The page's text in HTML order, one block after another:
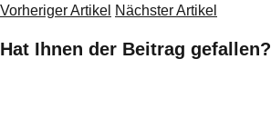
Vorheriger Artikel Nächster Artikel
Hat Ihnen der Beitrag gefallen?